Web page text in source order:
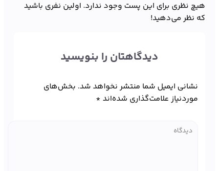
هیچ نظری برای این پست وجود ندارد. اولین نفری باشید
که نظر می‌دهید!
دیدگاهتان را بنویسید
نشانی ایمیل شما منتشر نخواهد شد. بخش‌های
موردنیاز علامت‌گذاری شده‌اند *